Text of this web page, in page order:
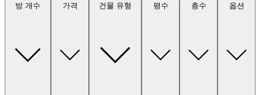
방 개수
가격 건물 유형 평수 층수 옵션